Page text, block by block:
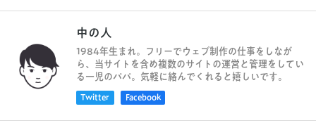
中の人
1984年生まれ。フリーでウェブ制作の仕事をしなが
ら、当サイトを含め複数のサイトの運営と管理をしてい
る一児のパパ。気軽に絡んでくれると嬉しいです。
Twitter Facebook